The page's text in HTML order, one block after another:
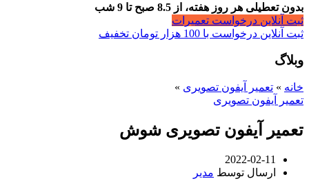
بدون تعطیلی هر روز هفته، از 8.5 صبح تا 9 شب
ثبت آنلاین درخواست تعمیرات
ثبت آنلاین درخواست با 100 هزار تومان تخفیف
وبلاگ
خانه » تعمیر آیفون تصویری »
تعمیر آیفون تصویری
تعمیر آیفون تصویری شوش
2022-02-11
ارسال توسط مدیر